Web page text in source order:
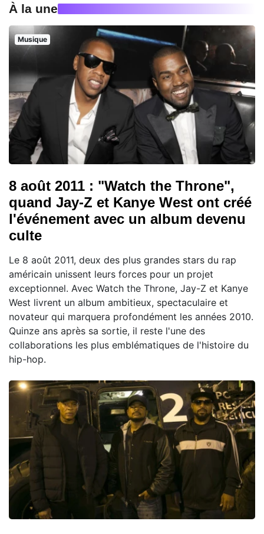
À la une
Musique
8 août 2011 : "Watch the Throne",
quand Jay-Z et Kanye West ont créé
l'événement avec un album devenu
culte
Le 8 août 2011, deux des plus grandes stars du rap
américain unissent leurs forces pour un projet
exceptionnel. Avec Watch the Throne, Jay-Z et Kanye
West livrent un album ambitieux, spectaculaire et
novateur qui marquera profondément les années 2010.
Quinze ans après sa sortie, il reste l'une des
collaborations les plus emblématiques de l'histoire du
hip-hop.